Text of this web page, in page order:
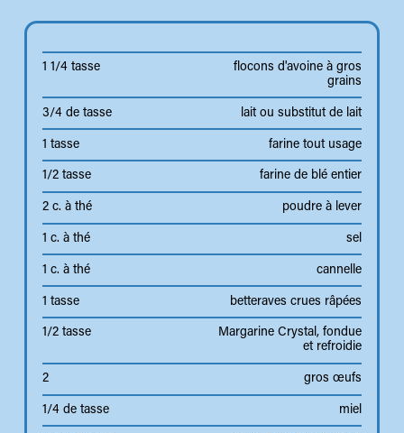
1 1/4 tasse
flocons d'avoine à gros
grains
3/4 de tasse lait ou substitut de lait
1 tasse farine tout usage
1/2 tasse farine de blé entier
2 c. à thé poudre à lever
1 c. à thé sel
1 c. à thé cannelle
1 tasse betteraves crues râpées
1/2 tasse
Margarine Crystal, fondue
et refroidie
2 gros œufs
1/4 de tasse miel